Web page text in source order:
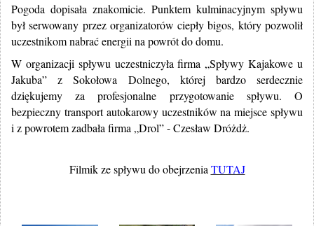
Pogoda dopisała znakomicie. Punktem kulminacyjnym spływu
był serwowany przez organizatorów ciepły bigos, który pozwolił
uczestnikom nabrać energii na powrót do domu.
W organizacji spływu uczestniczyła firma „Spływy Kajakowe u
Jakuba” z Sokołowa Dolnego, której bardzo serdecznie
dziękujemy za profesjonalne przygotowanie spływu. O
bezpieczny transport autokarowy uczestników na miejsce spływu
i z powrotem zadbała firma „Drol” - Czesław Dróżdż.
Filmik ze spływu do obejrzenia TUTAJ